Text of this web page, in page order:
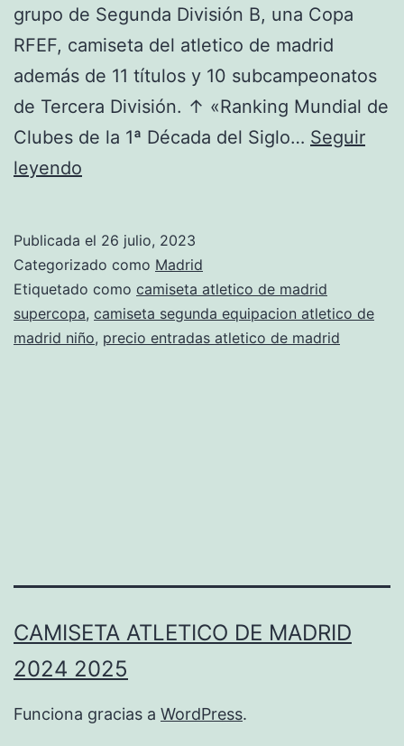
grupo de Segunda División B, una Copa
RFEF, camiseta del atletico de madrid
además de 11 títulos y 10 subcampeonatos
de Tercera División. ↑ «Ranking Mundial de
Clubes de la 1ª Década del Siglo… Seguir
leyendo
de
madrid
Publicada el 26 julio, 2023
Categorizado como Madrid
Etiquetado como camiseta atletico de madrid
supercopa, camiseta segunda equipacion atletico de
madrid niño, precio entradas atletico de madrid
CAMISETA ATLETICO DE MADRID
2024 2025
Funciona gracias a WordPress.